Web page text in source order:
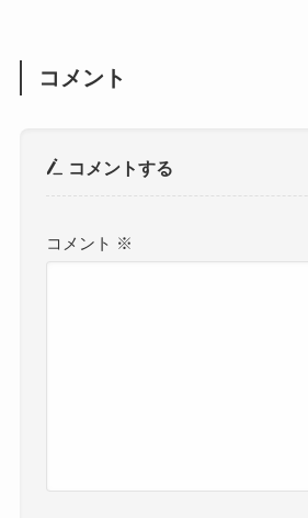
コメント
コメントする
コメント ※